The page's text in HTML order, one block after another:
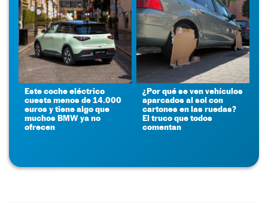
Este coche eléctrico
cuesta menos de 14.000
euros y tiene algo que
muchos BMW ya no
ofrecen
¿Por qué se ven vehículos
aparcados al sol con
cartones en las ruedas?
El truco que todos
comentan